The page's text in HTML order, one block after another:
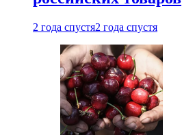
2 года спустя2 года спустя